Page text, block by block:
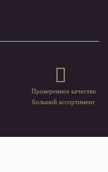
Проверенное качество
большой ассортимент